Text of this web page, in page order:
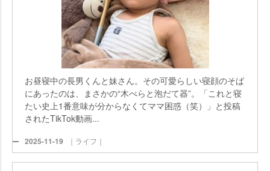
お昼寝中の長男くんと妹さん。その可愛らしい寝顔のそば
にあったのは、まさかの“木べらと泡だて器”。「これと寝
たい史上1番意味が分からなくてママ困惑（笑）」と投稿
されたTikTok動画...
2025-11-19 ｜ライフ｜